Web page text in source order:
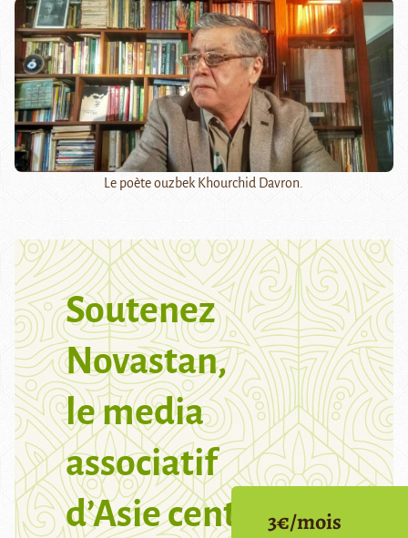
Le poète ouzbek Khourchid Davron.
Soutenez
Novastan,
le media
associatif
d’Asie centrale3€/mois